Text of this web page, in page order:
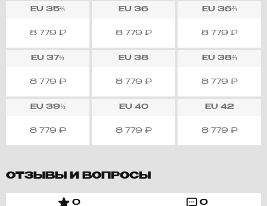
EU 35⅔
8 779 ₽
EU 36
8 779 ₽
EU36⅔
8 779 ₽
EU 37⅓
8 779 ₽
EU 38
8 779 ₽
EU38⅔
8 779 ₽
EU39⅓
8 779 ₽
EU40
8 779 ₽
EU42
8 779 ₽
ОТЗЫВЫ И ВОПРОСЫ
0 0